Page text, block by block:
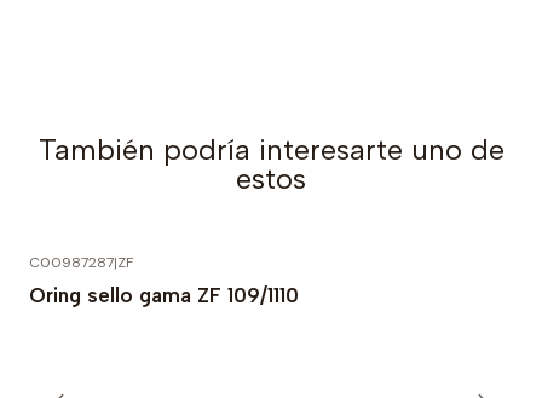
También podría interesarte uno de
estos
C00987287|ZF
Oring sello gama ZF 109/1110